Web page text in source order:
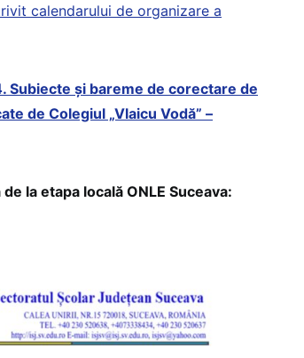
calendarului de organizare a
Subiecte și bareme de corectare de
de Colegiul „Vlaicu Vodă” –
la etapa locală ONLE Suceava: